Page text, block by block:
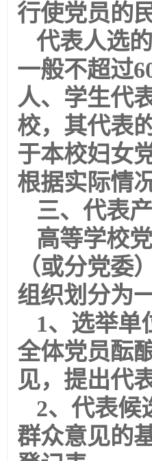
行使党员的
代表人选
一般不超过
人、学生代
校，其代表
于本校妇女
根据实际情
三、代表
高等学校
（或分党委
组织划分为
1、选举单
全体党员酝
见，提出代
2、代表候
群众意见的